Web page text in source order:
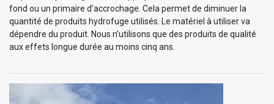
fond ou un primaire d’accrochage. Cela permet de diminuer la
quantité de produits hydrofuge utilisés. Le matériel à utiliser va
dépendre du produit. Nous n’utilisons que des produits de qualité
aux effets longue durée au moins cinq ans.